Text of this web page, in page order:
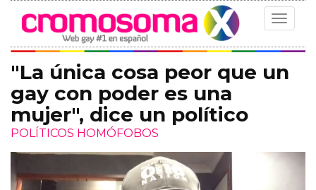
Toggle
"La única cosa peor que un
gay con poder es una
mujer", dice un político
POLÍTICOS HOMÓFOBOS